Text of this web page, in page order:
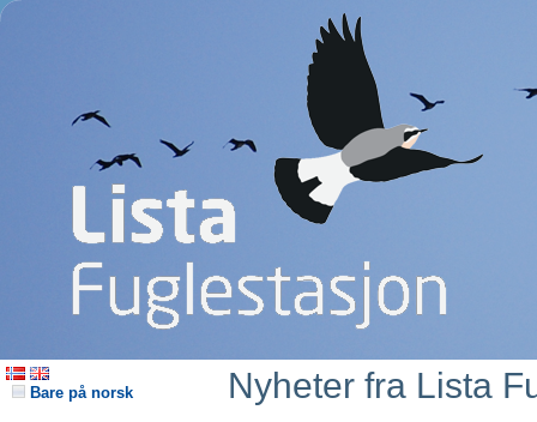
Bare på norsk Nyheter fra Lista